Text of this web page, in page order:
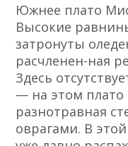
Южнее плато
Высокие
затронуты
расчленен-ная
Здесь
— на этом плато
разнотравная
оврагами. В